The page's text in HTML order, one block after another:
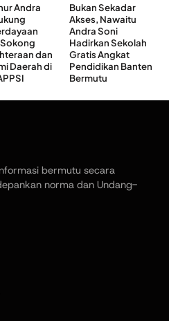
Andra
dan
Daerah di
Bukan Sekadar
Akses, Nawaitu
Andra Soni
Hadirkan Sekolah
Gratis Angkat
Pendidikan Banten
Bermutu
bermutu secara
norma dan Undang-